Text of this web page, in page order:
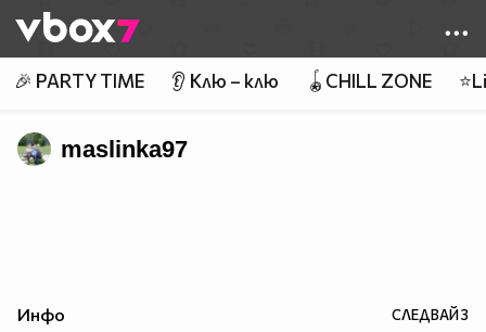
👾
🎉 PARTY TIME 👂 Клю – клю 🪀CHILL ZONE
maslinka97
Инфо СЛЕДВАЙ3